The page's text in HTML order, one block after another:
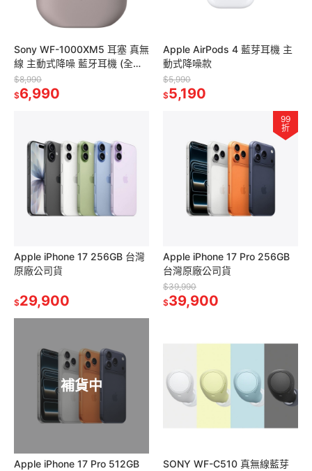
Sony WF-1000XM5 耳塞 真無
線 主動式降噪 藍牙耳機 (全新
未拆含稅開發票/台灣公司貨)
$8,990
$6,990
Apple AirPods 4 藍芽耳機 主
動式降噪款
$5,990
$5,190
Apple iPhone 17 256GB 台灣
原廠公司貨
$29,900
99
折
Apple iPhone 17 Pro 256GB
台灣原廠公司貨
$39,990
$39,900
補貨中
Apple iPhone 17 Pro 512GB
SONY WF-C510 真無線藍芽